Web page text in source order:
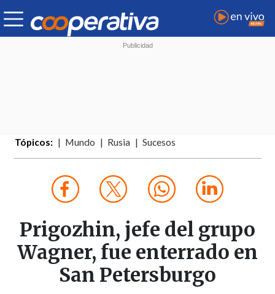
Tópicos: Mundo Rusia Sucesos
Prigozhin, jefe del grupo
Wagner, fue enterrado en
San Petersburgo